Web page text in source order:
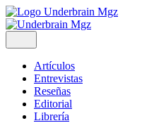
Artículos
Entrevistas
Reseñas
Editorial
Librería